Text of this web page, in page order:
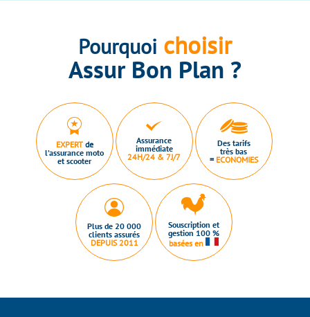
Pourquoi choisir
Assur Bon Plan ?
EXPERTde
l’assurance moto
et scooter
Assurance
immédiate
24H/24 & 7J/7
Des tarifs
très bas
= ECONOMIES
Plus de 20 000
clients assurés
DEPUIS 2011
Souscription et
gestion 100 %
basées en